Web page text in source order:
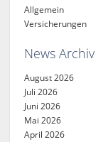
Allgemein
Versicherungen
News Archiv
August 2026
Juli 2026
Juni 2026
Mai 2026
April 2026